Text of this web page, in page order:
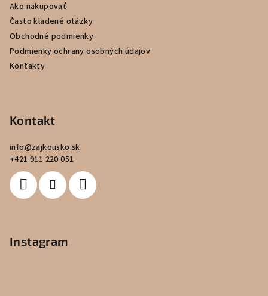
Ako nakupovať
Často kladené otázky
Obchodné podmienky
Podmienky ochrany osobných údajov
Kontakty
Kontakt
info@zajkousko.sk
+421 911 220 051
Instagram